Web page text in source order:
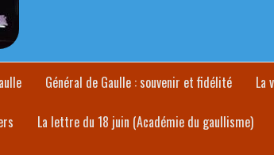
Général de Gaulle : souvenir et fidélité La
La lettre du 18 juin (Académie du gaullisme)